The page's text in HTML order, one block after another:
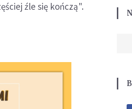
źle się kończą".